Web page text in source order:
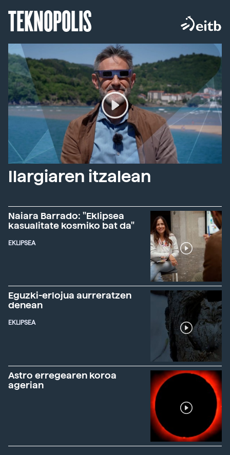
TEKNOPOLIS
Ilargiaren itzalean
Naiara Barrado: "Eklipsea
kasualitate kosmiko bat da"
EKLIPSEA
Eguzki-erlojua aurreratzen
denean
EKLIPSEA
Astro erregearen koroa
agerian